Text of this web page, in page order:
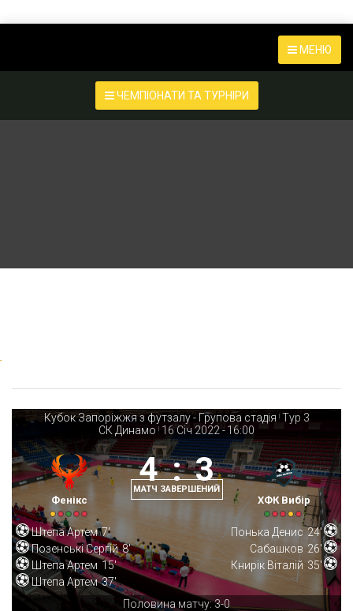
МЕНЮ
ЧЕМПІОНАТИ ТА ТУРНІРИ
Кубок Запоріжжя з футзалу - Групова стадія | Тур 3
СК Динамо | 16 Січ 2022- 16:00
Фенікс
4 : 3
МАТЧ ЗАВЕРШЕНИЙ
ХФК Вибір
Штепа Артем 7'
Позенські Сергій 8'
Штепа Артем 15'
Штепа Артем 37'
Понька Денис 24'
Сабашков 26'
Книрік Віталій 35'
Половина матчу: 3-0